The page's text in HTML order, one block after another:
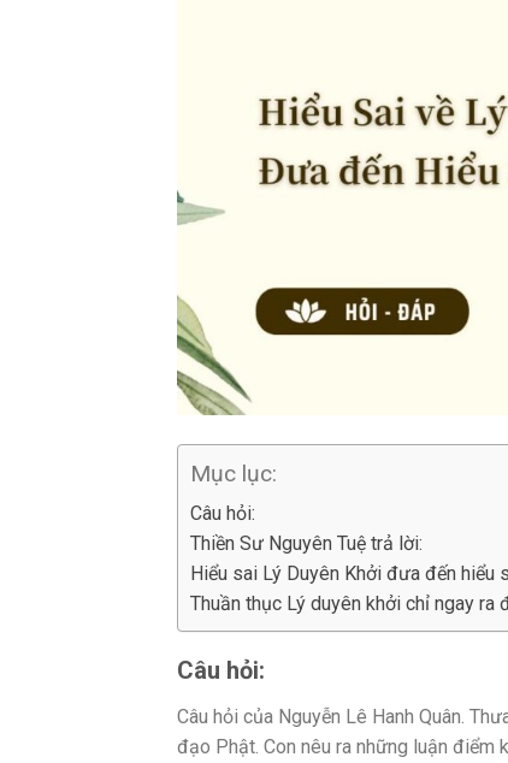
Mục lục:
Câu hỏi:
Thiền Sư Nguyên Tuệ trả lời:
Hiểu sai Lý Duyên Khởi đưa đến hiểu
Thuần thục Lý duyên khởi chỉ ngay ra
Câu hỏi:
Câu hỏi của Nguyễn Lê Hanh Quân.
đạo Phật. Con nêu ra những luận điểm